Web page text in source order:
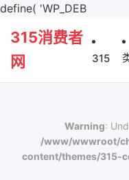
define( 'WP_DEB
315消费者
网
315
Warning:
/www/wwwroot/
content/themes/315-